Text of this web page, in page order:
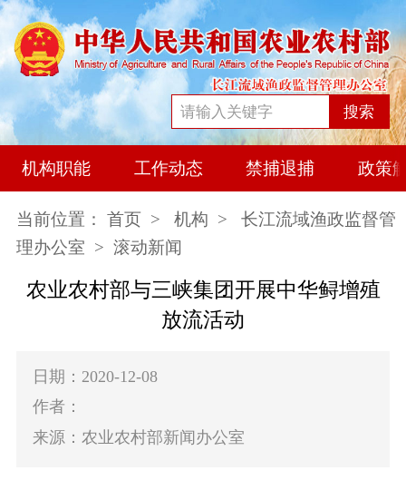
搜索
机构职能 工作动态 禁捕退捕 政策
当前位置： 首页 > 机构 >
长江流域渔政监督管
理办公室 > 滚动新闻
农业农村部与三峡集团开展中华鲟增殖
放流活动
日期：2020-12-08
作者：
来源：农业农村部新闻办公室